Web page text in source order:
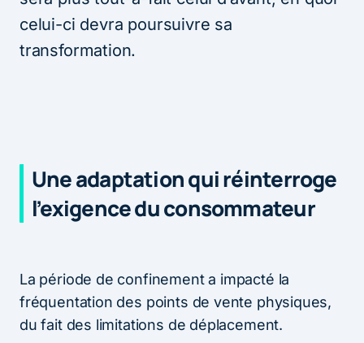
celui-ci devra poursuivre sa
transformation.
Une adaptation qui réinterroge
l’exigence du consommateur
La période de confinement a impacté la
fréquentation des points de vente physiques,
du fait des limitations de déplacement.